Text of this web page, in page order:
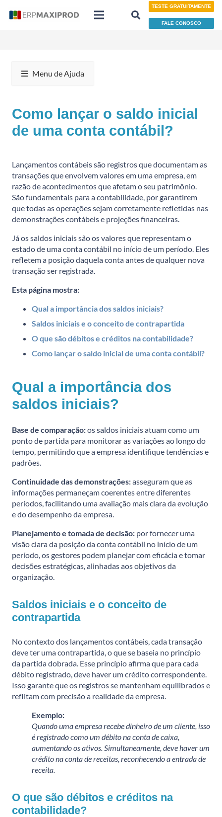
TESTE GRATUITAMENTE
FALE CONOSCO
Menu de Ajuda
Como lançar o saldo inicial
de uma conta contábil?
Lançamentos contábeis são registros que documentam as
transações que envolvem valores em uma empresa, em
razão de acontecimentos que afetam o seu patrimônio.
São fundamentais para a contabilidade, por garantirem
que todas as operações sejam corretamente refletidas nas
demonstrações contábeis e projeções financeiras.
Já os saldos iniciais são os valores que representam o
estado de uma conta contábil no início de um período. Eles
refletem a posição daquela conta antes de qualquer nova
transação ser registrada.
Esta página mostra:
Qual a importância dos saldos iniciais?
Saldos iniciais e o conceito de contrapartida
O que são débitos e créditos na contabilidade?
Como lançar o saldo inicial de uma conta contábil?
Qual a importância dos
saldos iniciais?
Base de comparação:os saldos iniciais atuam como um
ponto de partida para monitorar as variações ao longo do
tempo, permitindo que a empresa identifique tendências e
padrões.
Continuidade das demonstrações:asseguram que as
informações permaneçam coerentes entre diferentes
períodos, facilitando uma avaliação mais clara da evolução
e do desempenho da empresa.
Planejamento e tomada de decisão: por fornecer uma
visão clara da posição da conta contábil no início de um
período, os gestores podem planejar com eficácia e tomar
decisões estratégicas, alinhadas aos objetivos da
organização.
Saldos iniciais e o conceito de
contrapartida
No contexto dos lançamentos contábeis, cada transação
deve ter uma contrapartida, o que se baseia no princípio
da partida dobrada. Esse princípio afirma que para cada
débito registrado, deve haver um crédito correspondente.
Isso garante que os registros se mantenham equilibrados e
reflitam com precisão a realidade da empresa.
Exemplo:
Quando uma empresa recebe dinheiro de um cliente, isso
é registrado como um débito na conta de caixa,
aumentando os ativos. Simultaneamente, deve haver um
crédito na conta de receitas, reconhecendo a entrada de
receita.
O que são débitos e créditos na
contabilidade?